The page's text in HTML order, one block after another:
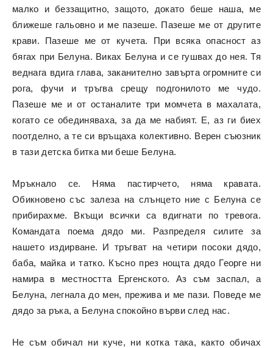
малко и беззащитно, защото, докато беше наша, ме
ближеше гальовно и ме пазеше. Пазеше ме от другите
крави. Пазеше ме от кучета. При всяка опасност аз
бягах при Белуна. Виках Белуна и се гушвах до нея. Тя
веднага вдига глава, заканително завърта огромните си
рога, фучи и тръгва срещу подгонилото ме чудо.
Пазеше ме и от останалите три момчета в махалата,
когато се обединяваха, за да ме набият. Е, аз ги биех
поотделно, а те си връщаха колективно. Верен съюзник
в тази детска битка ми беше Белуна.
Мръкнало се. Няма пастирчето, няма кравата.
Обикновено със залеза на слънцето ние с Белуна се
прибирахме. Вкъщи всички са вдигнати по тревога.
Командата поема дядо ми. Разпределя силите за
нашето издирване. И тръгват на четири посоки дядо,
баба, майка и татко. Късно през нощта дядо Георге ни
намира в местността Ергенското. Аз съм заспал, а
Белуна, легнала до мен, прежива и ме пази. Поведе ме
дядо за ръка, а Белуна спокойно върви след нас.
Не съм обичал ни куче, ни котка така, както обичах